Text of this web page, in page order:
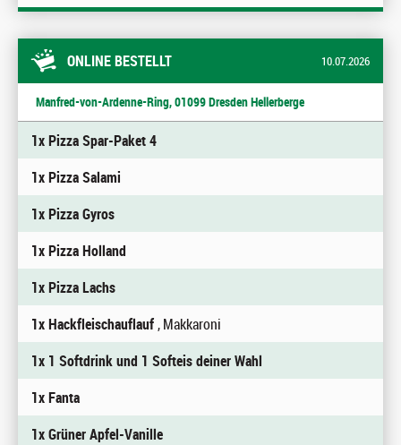
ONLINE BESTELLT 10.07.2026
Manfred-von-Ardenne-Ring, 01099 Dresden Hellerberge
1x Pizza Spar-Paket 4
1x Pizza Salami
1x Pizza Gyros
1x Pizza Holland
1x Pizza Lachs
1x Hackfleischauflauf, Makkaroni
1x 1 Softdrink und 1 Softeis deiner Wahl
1x Fanta
1x Grüner Apfel-Vanille